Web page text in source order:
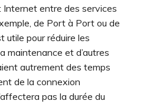
entre des services
de Port à Port ou de
utile pour réduire les
maintenance et d’autres
autrement des temps
de la connexion
pas la durée du